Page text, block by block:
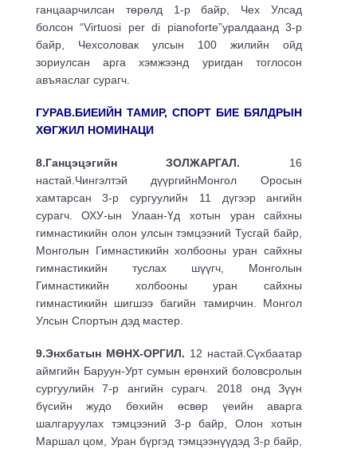
ганцаарчилсан төрөлд 1-р байр, Чех Улсад
болсон “Virtuosi per di pianoforte”уралдаанд 3-р
байр, Чехсоловак улсын 100 жилийн ойд
зориулсан арга хэмжээнд уригдан тоглосон
авъяаслаг сурагч.
ГУРАВ.БИЕИЙН ТАМИР, СПОРТ БИЕ БЯЛДРЫН
ХӨГЖИЛ НОМИНАЦИ
8.Ганцэцэгийн ЗОЛЖАРГАЛ. 16
настай.Чингэлтэй дүүргийнМонгол Оросын
хамтарсан 3-р сургуулийн 11 дүгээр ангийн
сурагч. ОХУ-ын Улаан-Үд хотын уран сайхны
гимнастикийн олон улсын тэмцээний Тусгай байр,
Монголын Гимнастикийн холбооны уран сайхны
гимнастикийн туслах шүүгч, Монголын
Гимнастикийн холбооны уран сайхны
гимнастикийн шигшээ багийн тамирчин. Монгол
Улсын Спортын дэд мастер.
9.Энхбатын МӨНХ-ОРГИЛ. 12 настай.Сүхбаатар
аймгийн Баруун-Урт сумын ерөнхий боловсролын
сургуулийн 7-р ангийн сурагч. 2018 онд Зүүн
бүсийн жудо бөхийн өсвөр үеийн аварга
шалгаруулах тэмцээний 3-р байр, Олон хотын
Маршал цом, Уран бүргэд тэмцээнүүдэд 3-р байр,